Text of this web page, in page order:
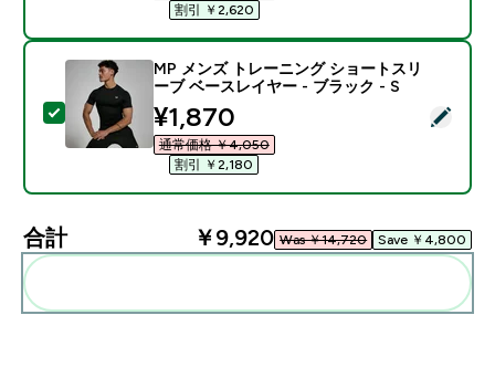
割引 ￥2,620‎
この商品を選択 - MP メンズ トレーニング ショート
MP メンズ トレーニング ショートスリ
ーブ ベースレイヤー - ブラック - S
discounted price
¥1,870‎
通常価格 ￥4,050‎
割引 ￥2,180‎
合計 ￥9,920‎ Was ￥14,720‎ Save ￥4,800‎